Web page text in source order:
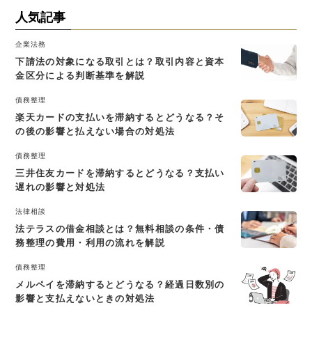
人気記事
企業法務
下請法の対象になる取引とは？取引内容と資本
金区分による判断基準を解説
債務整理
楽天カードの支払いを滞納するとどうなる？そ
の後の影響と払えない場合の対処法
債務整理
三井住友カードを滞納するとどうなる？支払い
遅れの影響と対処法
法律相談
法テラスの借金相談とは？無料相談の条件・債
務整理の費用・利用の流れを解説
債務整理
メルペイを滞納するとどうなる？経過日数別の
影響と支払えないときの対処法